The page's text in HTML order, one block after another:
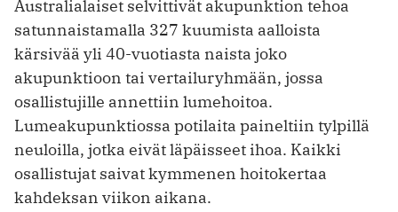
Australialaiset selvittivät akupunktion tehoa
satunnaistamalla 327 kuumista aalloista
kärsivää yli 40-vuotiasta naista joko
akupunktioon tai vertailuryhmään, jossa
osallistujille annettiin lumehoitoa.
Lumeakupunktiossa potilaita paineltiin tylpillä
neuloilla, jotka eivät läpäisseet ihoa. Kaikki
osallistujat saivat kymmenen hoitokertaa
kahdeksan viikon aikana.